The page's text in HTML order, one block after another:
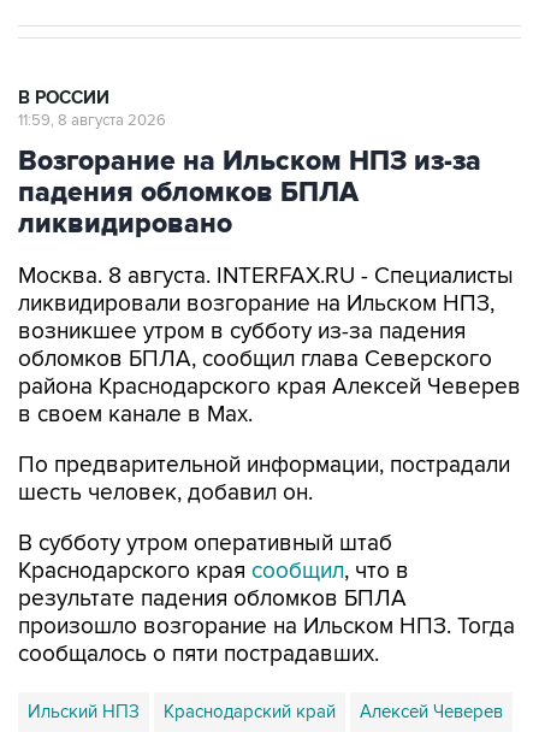
В РОССИИ
11:59, 8 августа 2026
Возгорание на Ильском НПЗ из-за
падения обломков БПЛА
ликвидировано
Москва. 8 августа. INTERFAX.RU - Специалисты
ликвидировали возгорание на Ильском НПЗ,
возникшее утром в субботу из-за падения
обломков БПЛА, сообщил глава Северского
района Краснодарского края Алексей Чеверев
в своем канале в Max.
По предварительной информации, пострадали
шесть человек, добавил он.
В субботу утром оперативный штаб
Краснодарского края сообщил, что в
результате падения обломков БПЛА
произошло возгорание на Ильском НПЗ. Тогда
сообщалось о пяти пострадавших.
Ильский НПЗ Краснодарский край Алексей Чеверев